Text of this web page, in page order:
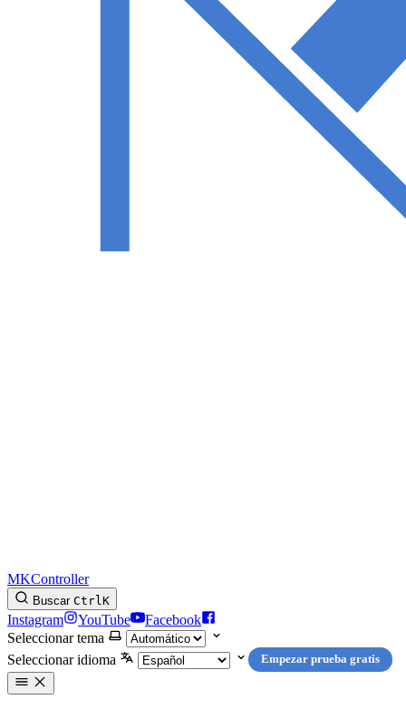
MKController
Buscar CtrlK
Instagram YouTube
Facebook
Seleccionar tema
Seleccionar idioma
Empezar prueba gratis